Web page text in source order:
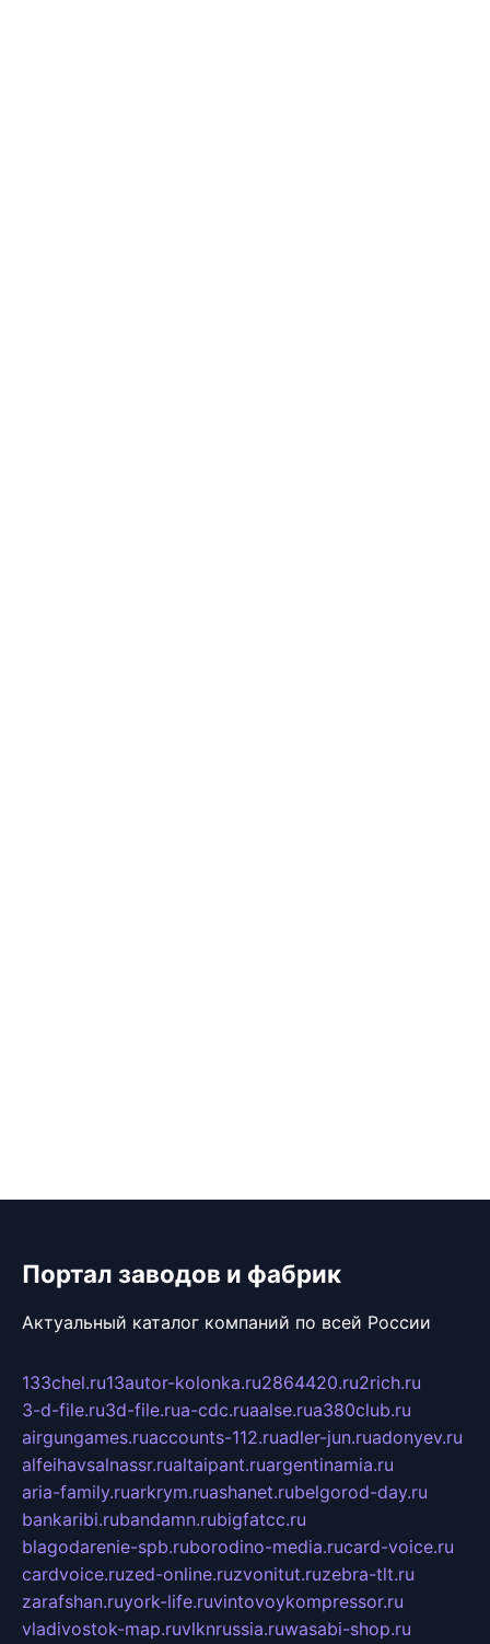
Портал заводов и фабрик
Актуальный каталог компаний по всей России
133chel.ru13autor-kolonka.ru2864420.ru2rich.ru
3-d-file.ru3d-file.rua-cdc.ruaalse.rua380club.ru
airgungames.ruaccounts-112.ruadler-jun.ruadonyev.ru
alfeihavsalnassr.rualtaipant.ruargentinamia.ru
aria-family.ruarkrym.ruashanet.rubelgorod-day.ru
bankaribi.rubandamn.rubigfatcc.ru
blagodarenie-spb.ruborodino-media.rucard-voice.ru
cardvoice.ruzed-online.ruzvonitut.ruzebra-tlt.ru
zarafshan.ruyork-life.ruvintovoykompressor.ru
vladivostok-map.ruvlknrussia.ruwasabi-shop.ru